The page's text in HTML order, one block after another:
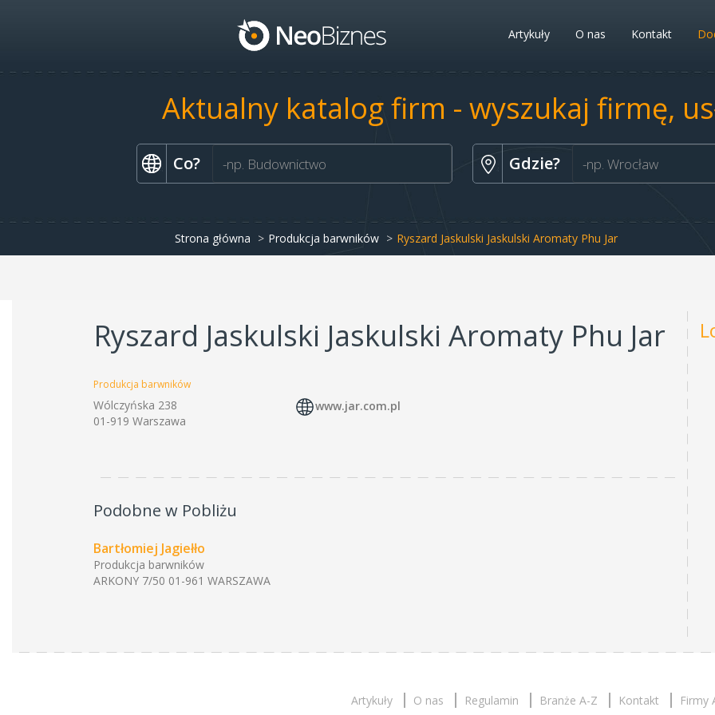
Artykuły O nas Kontakt
Aktualny katalog firm - wyszukaj firmę,
Co? Gdzie?
Strona główna Produkcja barwników Ryszard Jaskulski Jaskulski Aromaty Phu Jar
Ryszard Jaskulski Jaskulski Aromaty Phu Jar
Produkcja barwników
Wólczyńska 238
01-919 Warszawa
www.jar.com.pl
Podobne w Pobliżu
Bartłomiej Jagiełło
Produkcja barwników
ARKONY 7/50 01-961 WARSZAWA
Artykuły O nas Regulamin Branże A-Z Kontakt Firmy